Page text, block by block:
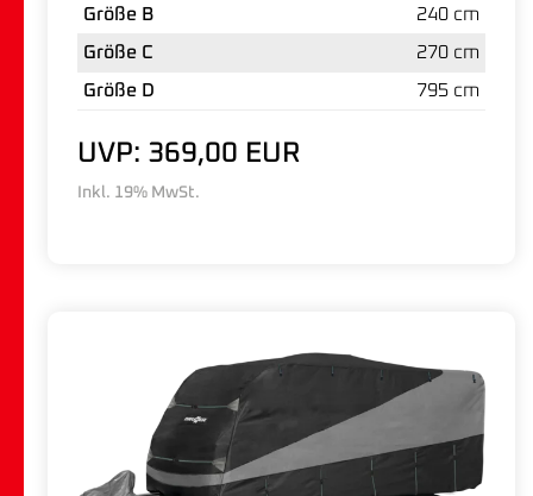
Größe B
240 cm
Größe C
270 cm
Größe D
795 cm
UVP: 369,00 EUR
Inkl. 19% MwSt.